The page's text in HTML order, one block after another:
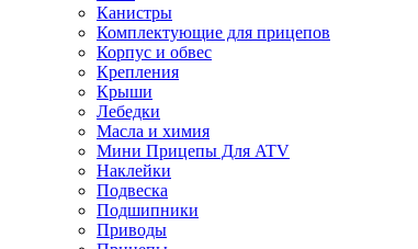
Канистры
Комплектующие для прицепов
Корпус и обвес
Крепления
Крыши
Лебедки
Масла и химия
Мини Прицепы Для ATV
Наклейки
Подвеска
Подшипники
Приводы